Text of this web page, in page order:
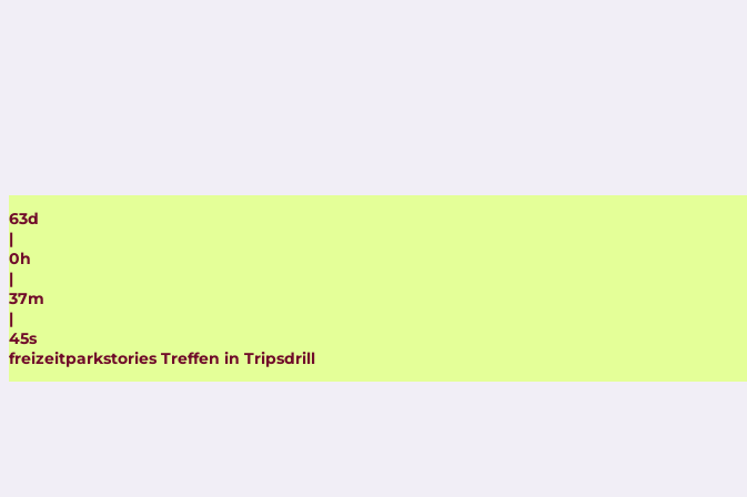
63d
|
0h
|
37m
|
44s
freizeitparkstories Treffen in Tripsdrill